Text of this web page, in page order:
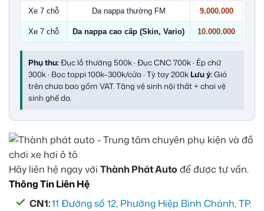
Xe 7 chỗ Da nappa thường FM 9.000.000
Xe 7 chỗ Da nappa cao cấp (Skin, Vario) 10.000.000
Phụ thu:Đục lỗ thường 500k · Đục CNC 700k · Ép chữ
300k · Bọc tappi 100k–300k/cửa · Tỳ tay 200kLưu ý:Giá
trên chưa bao gồm VAT. Tặng vệ sinh nội thất + chai vệ
sinh ghế da.
Hãy liên hệ ngay với Thành Phát Auto để được tư vấn.
Thông Tin Liên Hệ
CN1:11 Đường số 12, Phường Hiệp Bình Chánh, TP.